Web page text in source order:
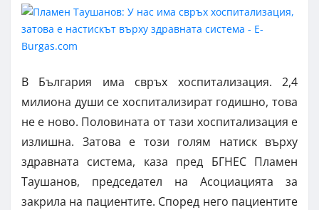
В България има свръх хоспитализация. 2,4
милиона души се хоспитализират годишно, това
не е ново. Половината от тази хоспитализация е
излишна. Затова е този голям натиск върху
здравната система, каза пред БГНЕС Пламен
Таушанов, председател на Асоциацията за
закрила на пациентите. Според него пациентите